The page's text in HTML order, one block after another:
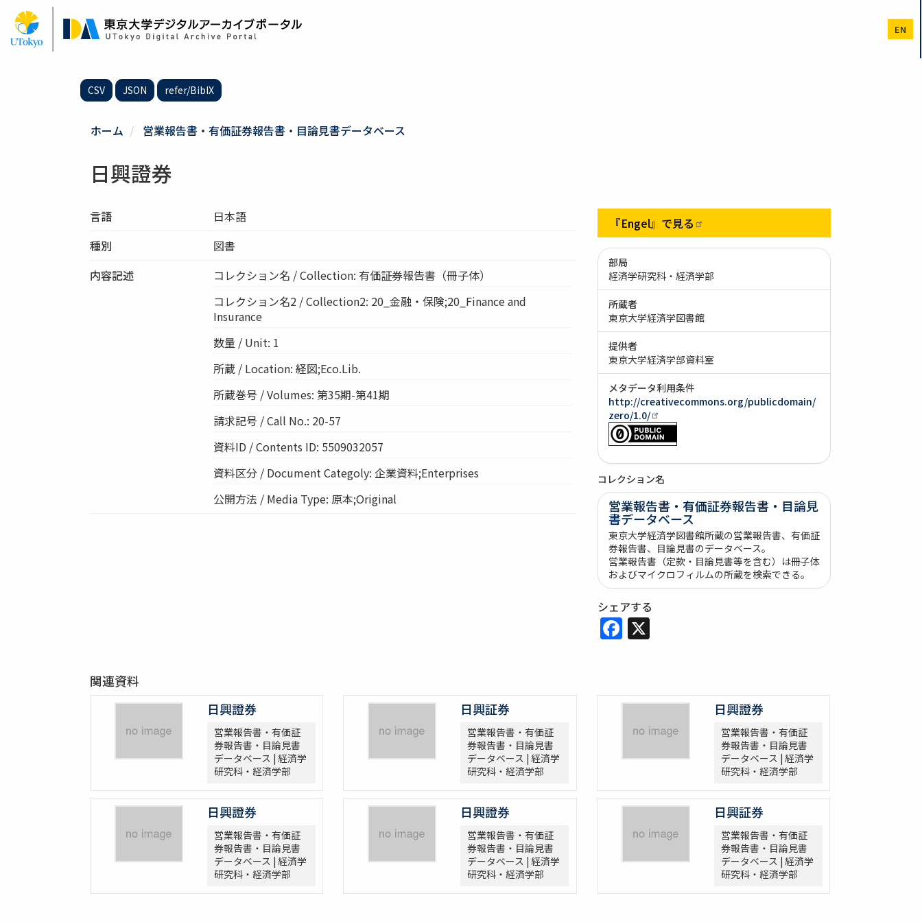
ン
EN
CSV JSON refer/BibIX
ホーム 営業報告書・有価証券報告書・目論見書データベース
日興證券
言語
日本語
種別
図書
内容記述
コレクション名 / Collection: 有価証券報告書（冊子体）
コレクション名2 / Collection2: 20_金融・保険;20_Finance and
Insurance
数量 / Unit: 1
所蔵 / Location: 経図;Eco.Lib.
所蔵巻号 / Volumes: 第35期-第41期
請求記号 / Call No.: 20-57
資料ID / Contents ID: 5509032057
資料区分 / Document Categoly: 企業資料;Enterprises
公開方法 / Media Type: 原本;Original
『Engel』で見る
部局
経済学研究科・経済学部
所蔵者
東京大学経済学図書館
提供者
東京大学経済学部資料室
メタデータ利用条件
http://creativecommons.org/publicdomain/
zero/1.0/
コレクション名
営業報告書・有価証券報告書・目論見
書データベース
東京大学経済学図書館所蔵の営業報告書、有価証
券報告書、目論見書のデータベース。
営業報告書（定款・目論見書等を含む）は冊子体
およびマイクロフィルムの所蔵を検索できる。
シェアする
Facebook
X
関連資料
日興證券
営業報告書・有価証
券報告書・目論見書
データベース | 経済学
研究科・経済学部
日興証券
営業報告書・有価証
券報告書・目論見書
データベース | 経済学
研究科・経済学部
日興證券
営業報告書・有価証
券報告書・目論見書
データベース | 経済学
研究科・経済学部
日興證券
営業報告書・有価証
券報告書・目論見書
データベース | 経済学
研究科・経済学部
日興證券
営業報告書・有価証
券報告書・目論見書
データベース | 経済学
研究科・経済学部
日興証券
営業報告書・有価証
券報告書・目論見書
データベース | 経済学
研究科・経済学部